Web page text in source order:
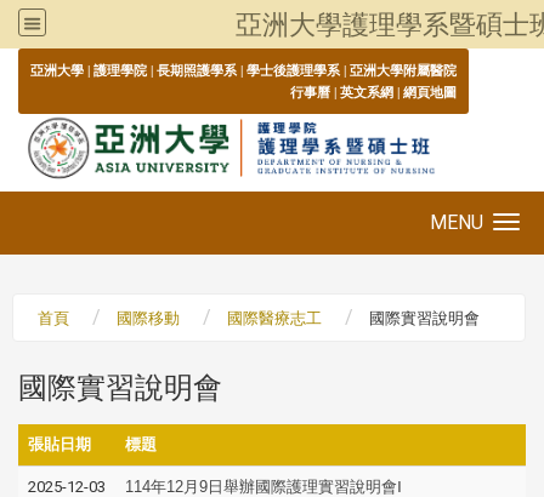
亞洲大學護理學系暨碩士
亞洲大學 | 護理學院 | 長期照護學系 | 學士後護理學系 | 亞洲大學附屬醫院
行事曆 | 英文系網 | 網頁地圖
MENU
首頁 國際移動 國際醫療志工 國際實習說明會
國際實習說明會
張貼日期 標題
2025-12-03 114年12月9日舉辦國際護理實習說明會Ⅰ